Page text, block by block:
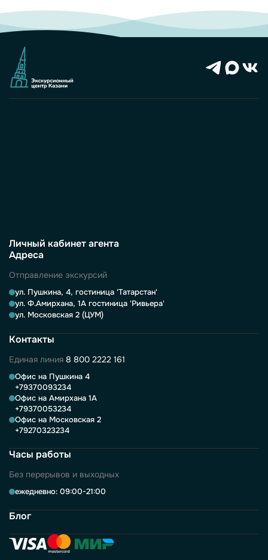
Личный кабинет агента
Адреса
Отправление экскурсий
ул. Пушкина, 4, гостиница 'Татарстан'
ул. Ф.Амирхана, 1А гостиница 'Ривьера'
ул. Московская 2 (ЦУМ)
Контакты
Единая линия 8 800 2222 161
Офис на Пушкина 4
+79370093234
Офис на Амирхана 1А
+79370053234
Офис на Московская 2
+79270323234
Часы работы
Без перерывов и выходных
ежедневно: 09:00-21:00
Блог